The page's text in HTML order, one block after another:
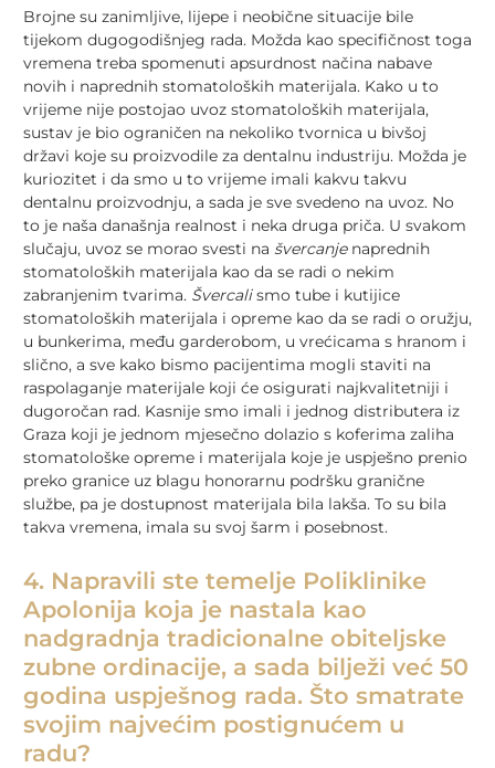
Brojne su zanimljive, lijepe i neobične situacije bile
tijekom dugogodišnjeg rada. Možda kao specifičnost toga
vremena treba spomenuti apsurdnost načina nabave
novih i naprednih stomatoloških materijala. Kako u to
vrijeme nije postojao uvoz stomatoloških materijala,
sustav je bio ograničen na nekoliko tvornica u bivšoj
državi koje su proizvodile za dentalnu industriju. Možda je
kuriozitet i da smo u to vrijeme imali kakvu takvu
dentalnu proizvodnju, a sada je sve svedeno na uvoz. No
to je naša današnja realnost i neka druga priča. U svakom
slučaju, uvoz se morao svesti na švercanje naprednih
stomatoloških materijala kao da se radi o nekim
zabranjenim tvarima. Švercalismo tube i kutijice
stomatoloških materijala i opreme kao da se radi o oružju,
u bunkerima, među garderobom, u vrećicama s hranom i
slično, a sve kako bismo pacijentima mogli staviti na
raspolaganje materijale koji će osigurati najkvalitetniji i
dugoročan rad. Kasnije smo imali i jednog distributera iz
Graza koji je jednom mjesečno dolazio s koferima zaliha
stomatološke opreme i materijala koje je uspješno prenio
preko granice uz blagu honorarnu podršku granične
službe, pa je dostupnost materijala bila lakša. To su bila
takva vremena, imala su svoj šarm i posebnost.
4. Napravili ste temelje Poliklinike
Apolonija koja je nastala kao
nadgradnja tradicionalne obiteljske
zubne ordinacije, a sada bilježi već 50
godina uspješnog rada. Što smatrate
svojim najvećim postignućem u
radu?